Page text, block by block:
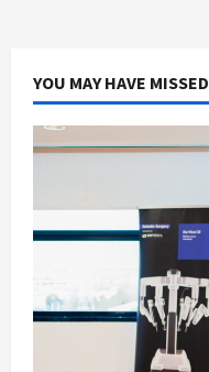
YOU MAY HAVE MISSED